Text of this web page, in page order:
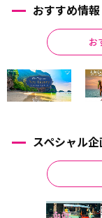
おすすめ情
お
スペシャル